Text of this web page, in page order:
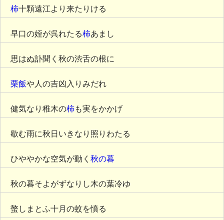
柿十顆遠江より来たりける
早口の姪が呉れたる柿あまし
思はぬ訃聞く秋の渋舌の根に
栗飯や人の吉凶入りみだれ
健気なり稚木の柿も実をかかげ
歇む雨に秋日いきなり照りわたる
ひややかな空気が動く 秋の暮
秋の暮そよがずなりし木の葉冷ゆ
螫しまとふ十月の蚊を憤る